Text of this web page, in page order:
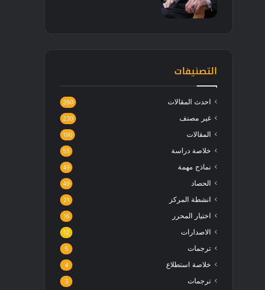
التصنيفات
احدث المقالات 260
غير مصنف 230
المقالات 190
خلاصة دراسة 55
نماذج مهمة 49
الحصاد 49
انشطة المركز 21
اختيار المحرر 16
الاصدارات 12
ترجمات 5
خلاصة استطلاع 4
ترجمات 3